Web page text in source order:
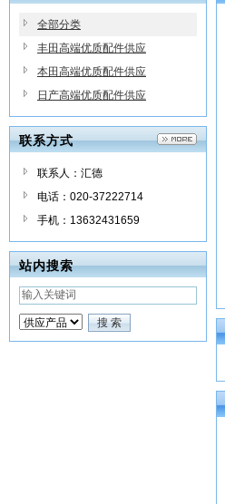
全部分类
丰田高端优质配件供应
本田高端优质配件供应
日产高端优质配件供应
联系方式
联系人：汇德
电话：020-37222714
手机：13632431659
站内搜索